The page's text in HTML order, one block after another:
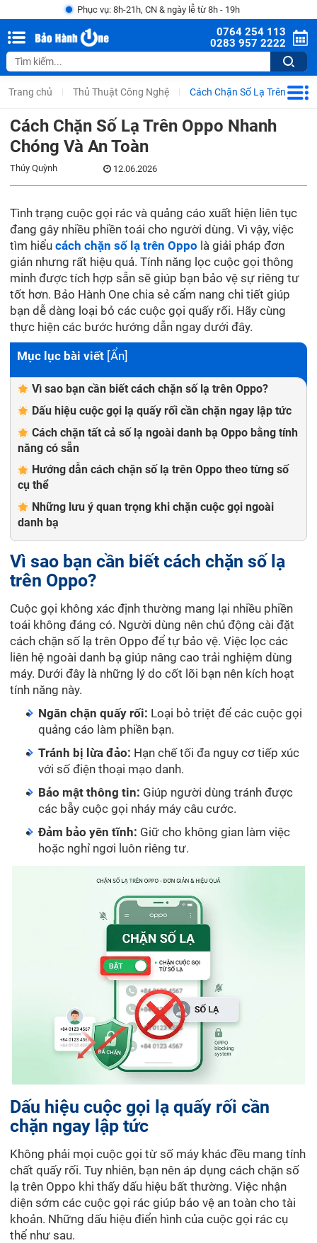
Phục vụ: 8h-21h, CN & ngày lễ từ 8h - 19h
0764 254 113
0283 957 2222
Trang chủ Thủ Thuật Công Nghệ Cách Chặn Số Lạ Trên
Cách Chặn Số Lạ Trên Oppo Nhanh
Chóng Và An Toàn
Thúy Quỳnh 12.06.2026
Tình trạng cuộc gọi rác và quảng cáo xuất hiện liên tục
đang gây nhiều phiền toái cho người dùng. Vì vậy, việc
tìm hiểu cách chặn số lạ trên Oppo là giải pháp đơn
giản nhưng rất hiệu quả. Tính năng lọc cuộc gọi thông
minh được tích hợp sẵn sẽ giúp bạn bảo vệ sự riêng tư
tốt hơn. Bảo Hành One chia sẻ cẩm nang chi tiết giúp
bạn dễ dàng loại bỏ các cuộc gọi quấy rối. Hãy cùng
thực hiện các bước hướng dẫn ngay dưới đây.
Mục lục bài viết [Ẩn]
Vì sao bạn cần biết cách chặn số lạ trên Oppo?
Dấu hiệu cuộc gọi lạ quấy rối cần chặn ngay lập tức
Cách chặn tất cả số lạ ngoài danh bạ Oppo bằng tính
năng có sẵn
Hướng dẫn cách chặn số lạ trên Oppo theo từng số
cụ thể
Những lưu ý quan trọng khi chặn cuộc gọi ngoài
danh bạ
Vì sao bạn cần biết cách chặn số lạ
trên Oppo?
Cuộc gọi không xác định thường mang lại nhiều phiền
toái không đáng có. Người dùng nên chủ động cài đặt
cách chặn số lạ trên Oppo để tự bảo vệ. Việc lọc các
liên hệ ngoài danh bạ giúp nâng cao trải nghiệm dùng
máy. Dưới đây là những lý do cốt lõi bạn nên kích hoạt
tính năng này.
Ngăn chặn quấy rối: Loại bỏ triệt để các cuộc gọi
quảng cáo làm phiền bạn.
Tránh bị lừa đảo: Hạn chế tối đa nguy cơ tiếp xúc
với số điện thoại mạo danh.
Bảo mật thông tin: Giúp người dùng tránh được
các bẫy cuộc gọi nháy máy câu cước.
Đảm bảo yên tĩnh: Giữ cho không gian làm việc
hoặc nghỉ ngơi luôn riêng tư.
Dấu hiệu cuộc gọi lạ quấy rối cần
chặn ngay lập tức
Không phải mọi cuộc gọi từ số máy khác đều mang tính
chất quấy rối. Tuy nhiên, bạn nên áp dụng cách chặn số
lạ trên Oppo khi thấy dấu hiệu bất thường. Việc nhận
diện sớm các cuộc gọi rác giúp bảo vệ an toàn cho tài
khoản. Những dấu hiệu điển hình của cuộc gọi rác cụ
thể như sau.